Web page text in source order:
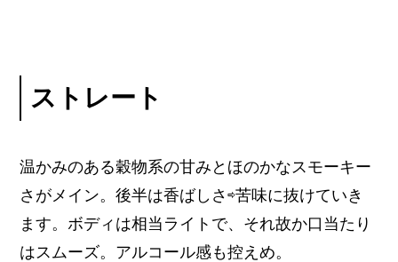
ストレート
温かみのある穀物系の甘みとほのかなスモーキー
さがメイン。後半は香ばしさ⇨苦味に抜けていき
ます。ボディは相当ライトで、それ故か口当たり
はスムーズ。アルコール感も控えめ。